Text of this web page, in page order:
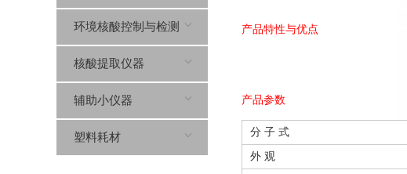
环境核酸控制与检测
核酸提取仪器
辅助小仪器
塑料耗材
产品特性与优点
产品参数
分 子 式
外 观